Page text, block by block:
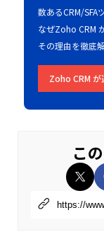
数あるCRM/SFA
なぜZoho CRM
その理由を徹底解
Zoho CRM
こ